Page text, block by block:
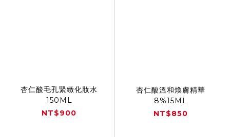
杏仁酸毛孔緊緻化妝水
150ML
NT$900
杏仁酸溫和煥膚精華
8%15ML
NT$850